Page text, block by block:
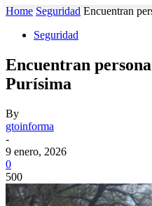
Home Seguridad Encuentran
Seguridad
Encuentran
Purísima
By
gtoinforma
-
9 enero, 2026
0
500